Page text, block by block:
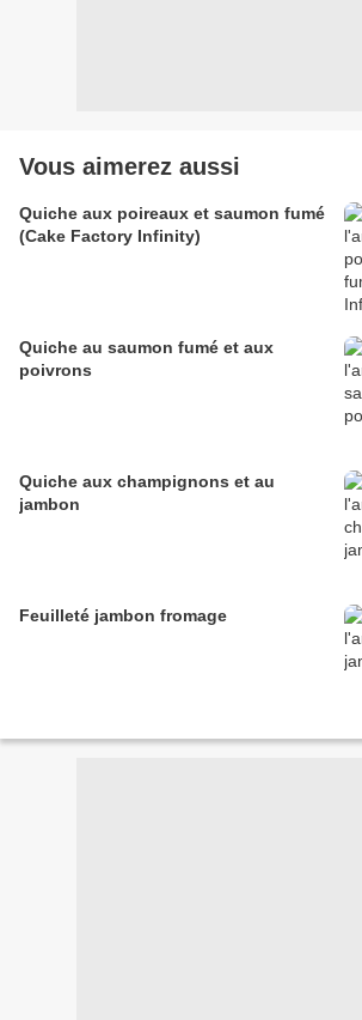
Vous aimerez aussi
Quiche aux poireaux et saumon fumé
(Cake Factory Infinity)
Quiche au saumon fumé et aux
poivrons
Quiche aux champignons et au
jambon
Feuilleté jambon fromage